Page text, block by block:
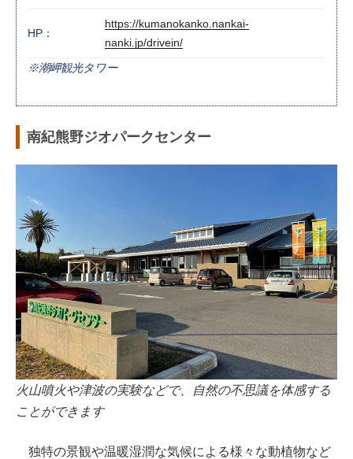
HP：
https://kumanokanko.nankai-
nanki.jp/drivein/
※潮岬観光タワー
南紀熊野ジオパークセンター
火山噴火や津波の実験などで、自然の不思議を体感する
ことができます
独特の景観や温暖湿潤な気候による様々な動植物など